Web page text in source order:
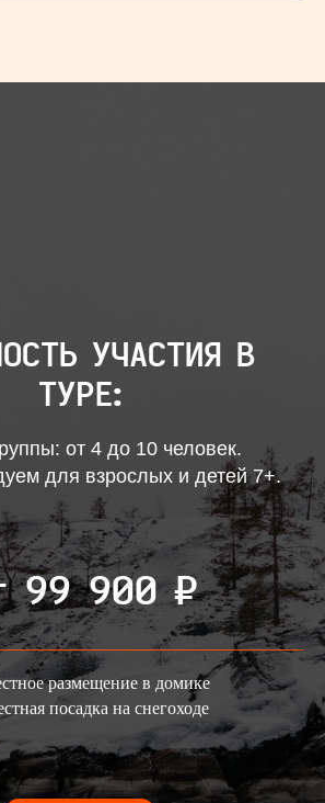
УЧАСТИЯ В
ТУРЕ:
от 4 до 10 человек.
для взрослых и детей 7+.
99 900 ₽
размещение в домике
посадка на снегоходе